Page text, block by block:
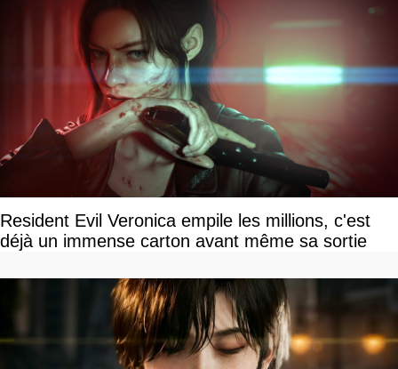
Resident Evil Veronica empile les millions, c'est
déjà un immense carton avant même sa sortie